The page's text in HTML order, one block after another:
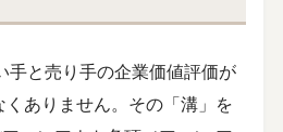
手と売り手の企業価値評価が
ありません。その「溝」を